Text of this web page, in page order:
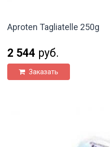
Aproten Tagliatelle 250g
2 544 руб.
Заказать